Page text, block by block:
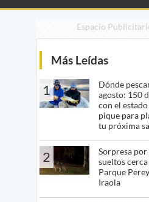
Espacio
Más Leídas
1
Dónde
agosto: 150
con el
pique para
tu próxima
2
Sorpresa
sueltos
Parque
Iraola